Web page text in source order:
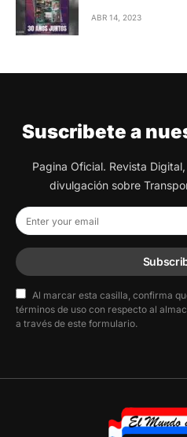
ABR 14, 2023
Suscribete a
Pagina Oficial. Revista
divulgación sobre
Al marcar esta casilla, confirma
términos de uso con respecto al
a través de este formulario.